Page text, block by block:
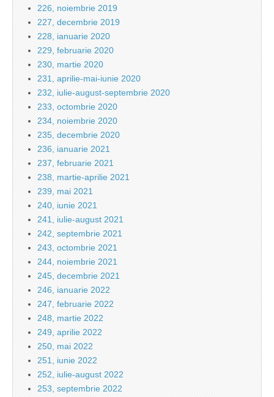
226, noiembrie 2019
227, decembrie 2019
228, ianuarie 2020
229, februarie 2020
230, martie 2020
231, aprilie-mai-iunie 2020
232, iulie-august-septembrie 2020
233, octombrie 2020
234, noiembrie 2020
235, decembrie 2020
236, ianuarie 2021
237, februarie 2021
238, martie-aprilie 2021
239, mai 2021
240, iunie 2021
241, iulie-august 2021
242, septembrie 2021
243, octombrie 2021
244, noiembrie 2021
245, decembrie 2021
246, ianuarie 2022
247, februarie 2022
248, martie 2022
249, aprilie 2022
250, mai 2022
251, iunie 2022
252, iulie-august 2022
253, septembrie 2022